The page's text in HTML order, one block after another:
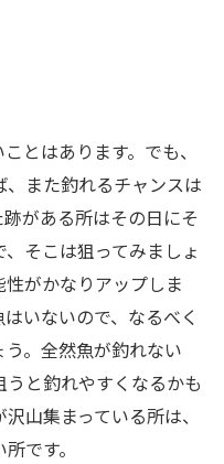
とはあります。でも、
また釣れるチャンスは
がある所はその日にそ
そこは狙ってみましょ
がかなりアップしま
いないので、なるべく
。全然魚が釣れない
と釣れやすくなるかも
山集まっている所は、
です。